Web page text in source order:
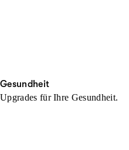
Gesundheit
Upgrades für Ihre Gesundheit.